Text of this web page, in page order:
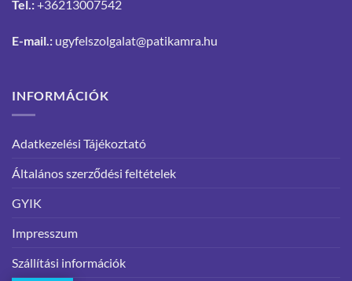
Tel.:+36213007542
E-mail.: ugyfelszolgalat@patikamra.hu
INFORMÁCIÓK
Adatkezelési Tájékoztató
Általános szerződési feltételek
GYIK
Impresszum
Szállítási információk